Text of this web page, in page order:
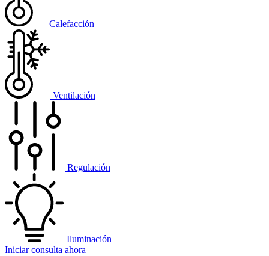
Calefacción
Ventilación
Regulación
Iluminación
Iniciar consulta ahora